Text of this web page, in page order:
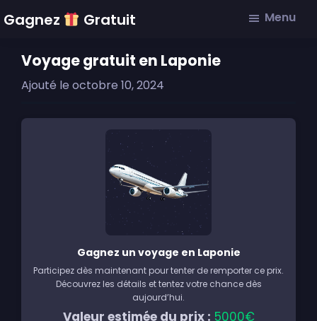
to
content
to
sidebar
to
Gagnez Gratuit Menu
Voyage gratuit en Laponie
Ajouté le octobre 10, 2024
Gagnez un voyage en Laponie
Participez dès maintenant pour tenter de remporter ce prix.
Découvrez les détails et tentez votre chance dès
aujourd’hui.
Valeur estimée du prix : 5000€